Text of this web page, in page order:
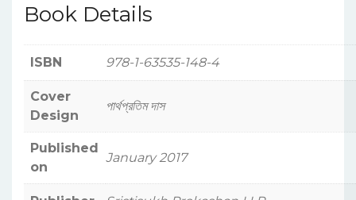
Book Details
ISBN 978-1-63535-148-4
Cover
Design
পার্থপ্রতিম দাস
Published
on
January 2017